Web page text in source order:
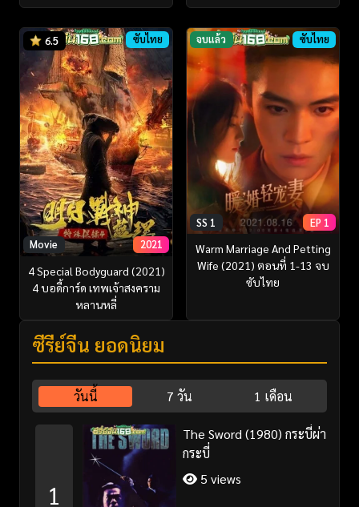
6.5 ซับไทย
Movie 2021
4 Special Bodyguard (2021)
4 บอดี้การ์ด เทพเจ้าสงคราม
หลานหลี่
จบแล้ว ซับไทย
SS 1 EP 1
Warm Marriage And Petting
Wife (2021) ตอนที่ 1-13 จบ
ซับไทย
ซีรี่ย์จีน ยอดนิยม
วันนี้ 7 วัน 1 เดือน
1
The Sword (1980) กระบี่ผ่า
กระบี่
5 views